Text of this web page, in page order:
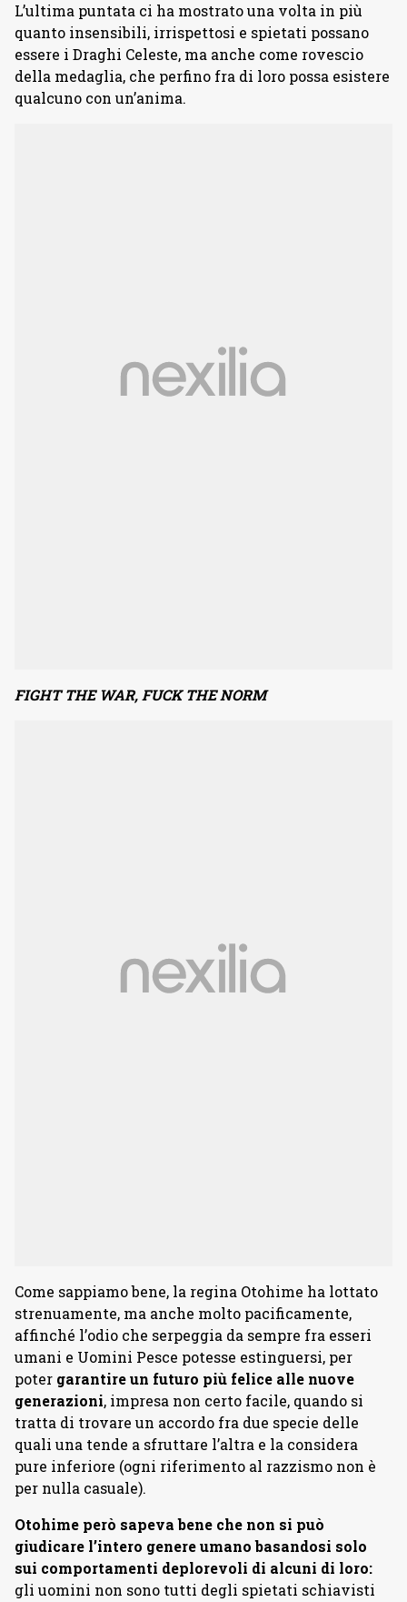
L’ultima puntata ci ha mostrato una volta in più
quanto insensibili, irrispettosi e spietati possano
essere i Draghi Celeste, ma anche come rovescio
della medaglia, che perfino fra di loro possa esistere
qualcuno con un’anima.
FIGHT THE WAR, FUCK THE NORM
Come sappiamo bene, la regina Otohime ha lottato
strenuamente, ma anche molto pacificamente,
affinché l’odio che serpeggia da sempre fra esseri
umani e Uomini Pesce potesse estinguersi, per
poter garantire un futuro più felice alle nuove
generazioni, impresa non certo facile, quando si
tratta di trovare un accordo fra due specie delle
quali una tende a sfruttare l’altra e la considera
pure inferiore (ogni riferimento al razzismo non è
per nulla casuale).
Otohime però sapeva bene che non si può
giudicare l’intero genere umano basandosi solo
sui comportamenti deplorevoli di alcuni di loro:
gli uomini non sono tutti degli spietati schiavisti